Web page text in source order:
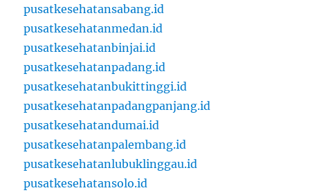
pusatkesehatansabang.id
pusatkesehatanmedan.id
pusatkesehatanbinjai.id
pusatkesehatanpadang.id
pusatkesehatanbukittinggi.id
pusatkesehatanpadangpanjang.id
pusatkesehatandumai.id
pusatkesehatanpalembang.id
pusatkesehatanlubuklinggau.id
pusatkesehatansolo.id